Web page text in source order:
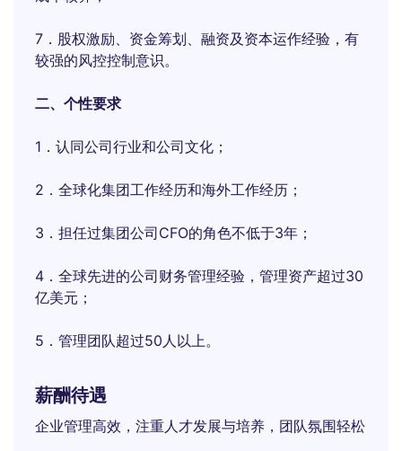
7．股权激励、资金筹划、融资及资本运作经验，有
较强的风控控制意识。
二、个性要求
1．认同公司行业和公司文化；
2．全球化集团工作经历和海外工作经历；
3．担任过集团公司CFO的角色不低于3年；
4．全球先进的公司财务管理经验，管理资产超过30
亿美元；
5．管理团队超过50人以上。
薪酬待遇
企业管理高效，注重人才发展与培养，团队氛围轻松